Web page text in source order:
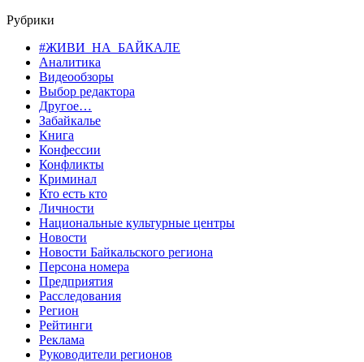
Рубрики
#ЖИВИ_НА_БАЙКАЛЕ
Аналитика
Видеообзоры
Выбор редактора
Другое…
Забайкалье
Книга
Конфессии
Конфликты
Криминал
Кто есть кто
Личности
Национальные культурные центры
Новости
Новости Байкальского региона
Персона номера
Предприятия
Расследования
Регион
Рейтинги
Реклама
Руководители регионов